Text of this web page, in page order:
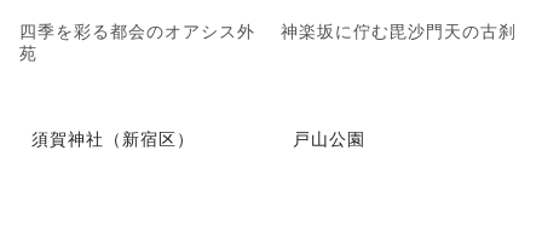
四季を彩る都会のオアシス外
苑
神楽坂に佇む毘沙門天の古刹
須賀神社（新宿区） 戸山公園